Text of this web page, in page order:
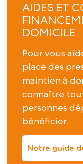
AIDES ET
DOMICILE
Pour vous
place des
maintien à
connaître
personnes
bénéficier.
Notre guide